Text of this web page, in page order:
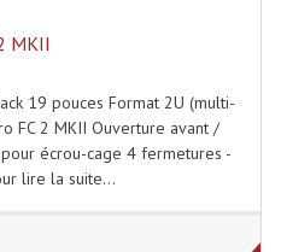
Dvd Pour Dj
Cassettes
MKII
19 pouces Format 2U (multi-
FC 2 MKII Ouverture avant /
écrou-cage 4 fermetures -
lire la suite...